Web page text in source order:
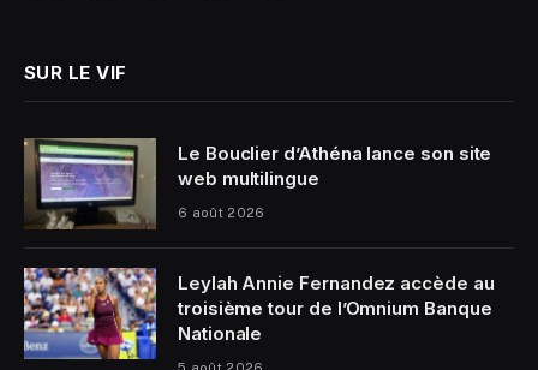
SUR LE VIF
Le Bouclier d’Athéna lance son site
web multilingue
6 août 2026
Leylah Annie Fernandez accède au
troisième tour de l’Omnium Banque
Nationale